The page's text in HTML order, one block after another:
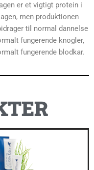
er et vigtigt protein i
men produktionen
til normal dannelse
fungerende knogler,
fungerende blodkar.